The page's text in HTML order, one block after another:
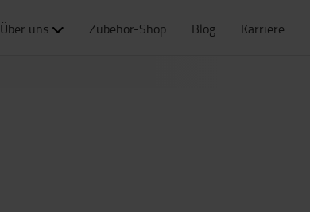
Über uns Zubehör-Shop Blog Karriere